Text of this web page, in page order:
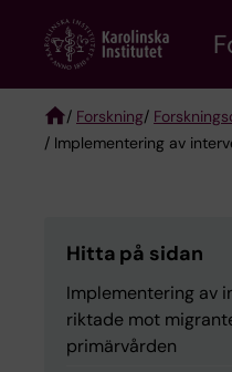
content
/ Forskning/
/ Implementering av
Hitta på sidan
Implementering av
riktade mot
primärvården